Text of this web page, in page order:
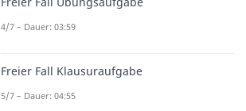
4/7 – Dauer: 03:59
Freier Fall Klausuraufgabe
5/7 – Dauer: 04:55